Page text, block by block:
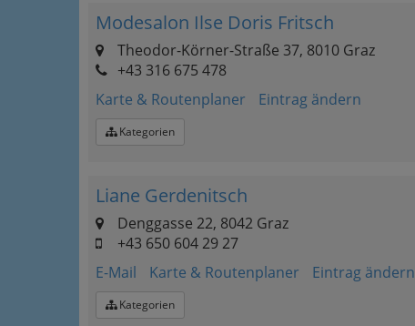
Modesalon Ilse Doris Fritsch
Theodor-Körner-Straße 37, 8010 Graz
+43 316 675 478
Karte & Routenplaner
Eintrag ändern
Kategorien
Liane Gerdenitsch
Denggasse 22, 8042 Graz
+43 650 604 29 27
E-Mail
Karte & Routenplaner Eintrag ändern
Kategorien